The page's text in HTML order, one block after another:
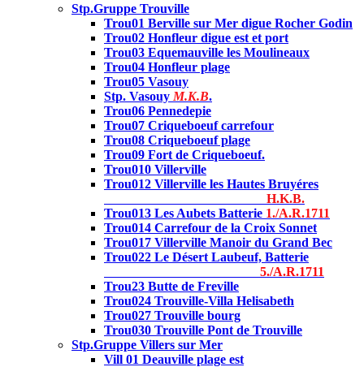
Stp.Gruppe Trouville
Trou01 Berville sur Mer digue Rocher Godin
Trou02 Honfleur digue est et port
Trou03 Equemauville les Moulineaux
Trou04 Honfleur plage
Trou05 Vasouy
Stp. Vasouy M.K.B.
Trou06 Pennedepie
Trou07 Criqueboeuf carrefour
Trou08 Criqueboeuf plage
Trou09 Fort de Criqueboeuf.
Trou010 Villerville
Trou012 Villerville les Hautes Bruyéres
H.K.B.
Trou013 Les Aubets Batterie 1./A.R.1711
Trou014 Carrefour de la Croix Sonnet
Trou017 Villerville Manoir du Grand Bec
Trou022 Le Désert Laubeuf, Batterie
5./A.R.1711
Trou23 Butte de Freville
Trou024 Trouville-Villa Helisabeth
Trou027 Trouville bourg
Trou030 Trouville Pont de Trouville
Stp.Gruppe Villers sur Mer
Vill 01 Deauville plage est